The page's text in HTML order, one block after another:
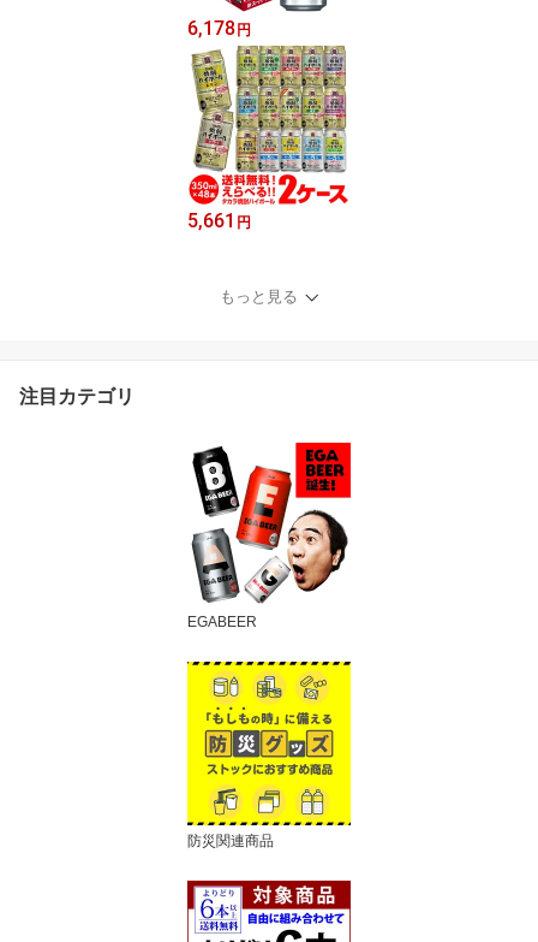
6,178 円
5,661 円
もっと見る
注目カテゴリ
EGABEER
防災関連商品